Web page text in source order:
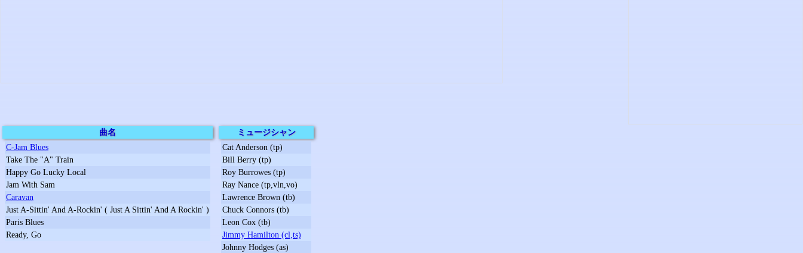
曲名
C-Jam Blues
Take The "A" Train
Happy Go Lucky Local
Jam With Sam
Caravan
Just A-Sittin' And A-Rockin' ( Just A Sittin' And A Rockin' )
Paris Blues
Ready, Go
ミュージシャン
Cat Anderson (tp)
Bill Berry (tp)
Roy Burrowes (tp)
Ray Nance (tp,vln,vo)
Lawrence Brown (tb)
Chuck Connors (tb)
Leon Cox (tb)
Jimmy Hamilton (cl,ts)
Johnny Hodges (as)